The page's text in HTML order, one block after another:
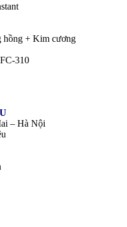
hồng + Kim cương
310
– Hà Nội